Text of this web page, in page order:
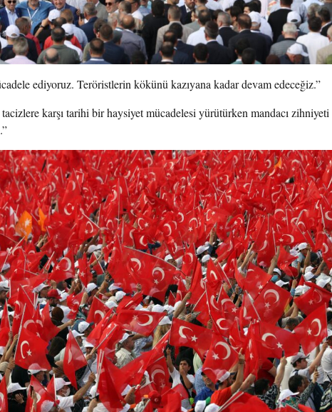
ediyoruz. Teröristlerin kökünü kazıyana kadar devam edeceğiz.”
karşı tarihi bir haysiyet mücadelesi yürütürken mandacı zihniyeti